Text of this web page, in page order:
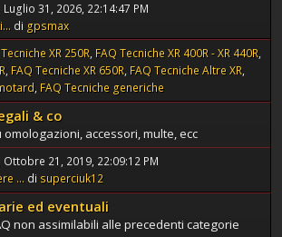
Luglio 31, 2026, 22:14:47 PM
di gpsmax
XR 250R FAQ Tecniche XR 400R - XR 440R
FAQ Tecniche XR 650R FAQ Tecniche Altre XR
FAQ Tecniche generiche
& co
omologazioni, accessori, multe, ecc
Ottobre 21, 2019, 22:09:12 PM
... di superciuk12
ed eventuali
non assimilabili alle precedenti categorie